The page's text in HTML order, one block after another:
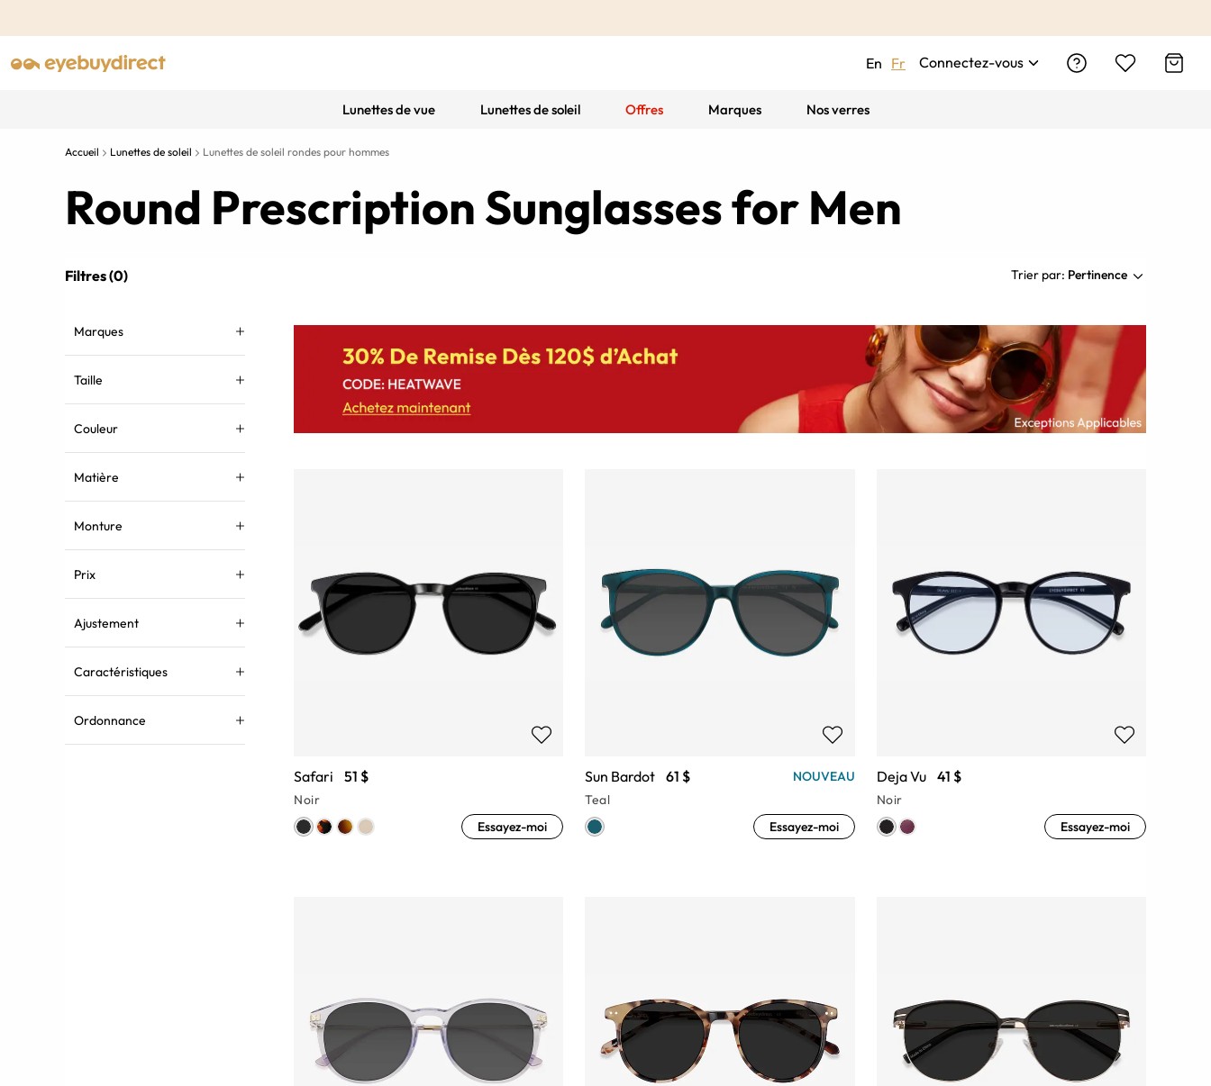
En Fr Connectez-vous
Lunettes de vue Lunettes de soleil Offres Marques Nos verres
Accueil Lunettes de soleil Lunettes de soleil rondes pour hommes
Round Prescription Sunglasses for Men
Filtres (0) Trier par: Pertinence
Marques
Taille
Couleur
Matière
Monture
Prix
Ajustement
Caractéristiques
Ordonnance
Safari 51 $
Noir
Essayez-moi
Sun Bardot 61 $
NOUVEAU
Teal
Essayez-moi
Deja Vu 41 $
Noir
Essayez-moi